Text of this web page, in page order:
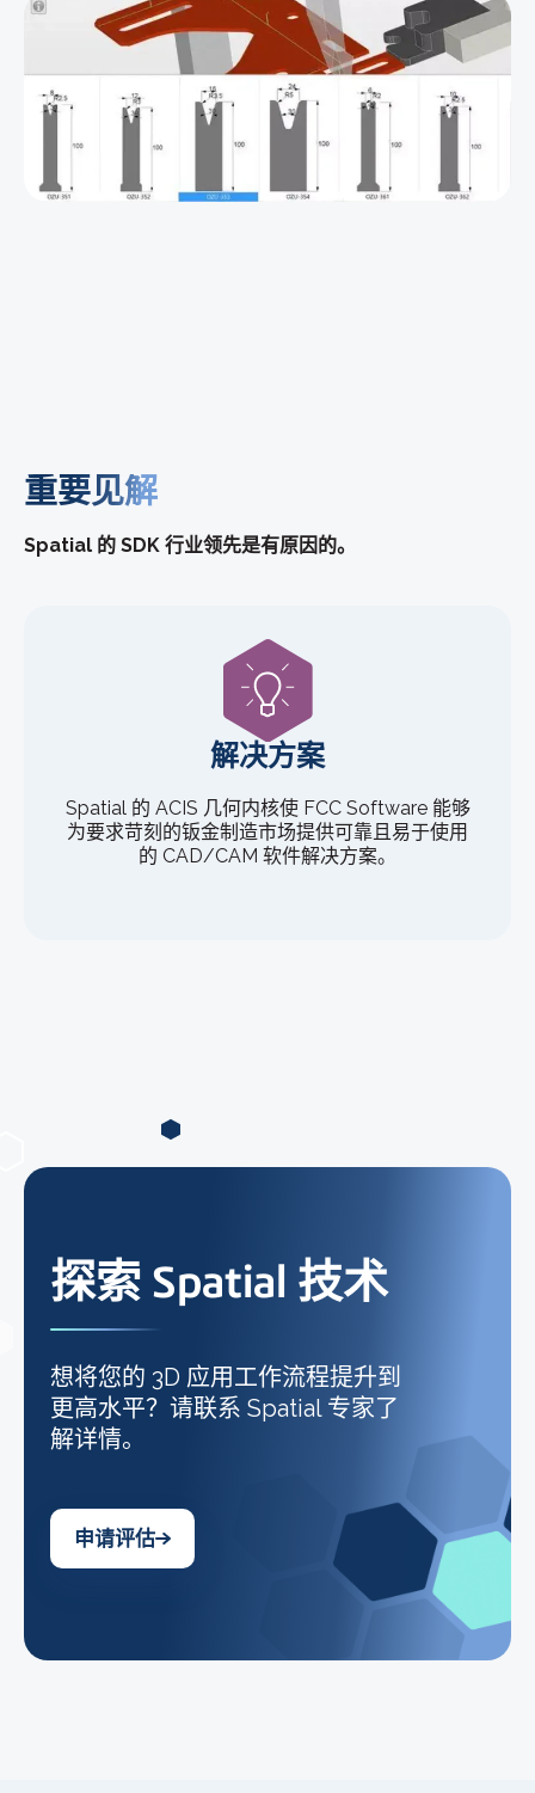
重要见解
Spatial 的 SDK 行业领先是有原因的。
解决方案
Spatial 的 ACIS 几何内核使 FCC Software 能够
为要求苛刻的钣金制造市场提供可靠且易于使用
的 CAD/CAM 软件解决方案。
探索 Spatial 技术
想将您的 3D 应用工作流程提升到
更高水平？请联系 Spatial 专家了
解详情。
申请评估